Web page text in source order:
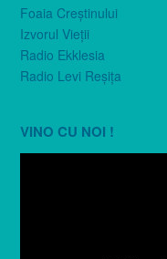
Foaia Creştinului
Izvorul Vieţii
Radio Ekklesia
Radio Levi Reşiţa
VINO CU NOI !